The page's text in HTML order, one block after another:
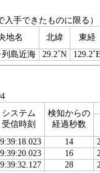
手できたものに限る）
地名 北緯 東経
列島近海 29.2˚N 129.2˚E
システム
受信時刻
検知からの
経過秒数
14
16
28